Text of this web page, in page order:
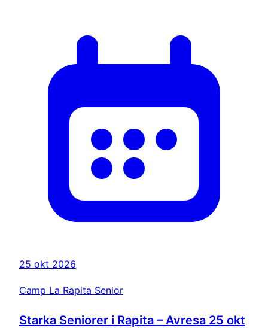
25 okt 2026
Camp La Rapita Senior
Starka Seniorer i Rapita – Avresa 25 okt